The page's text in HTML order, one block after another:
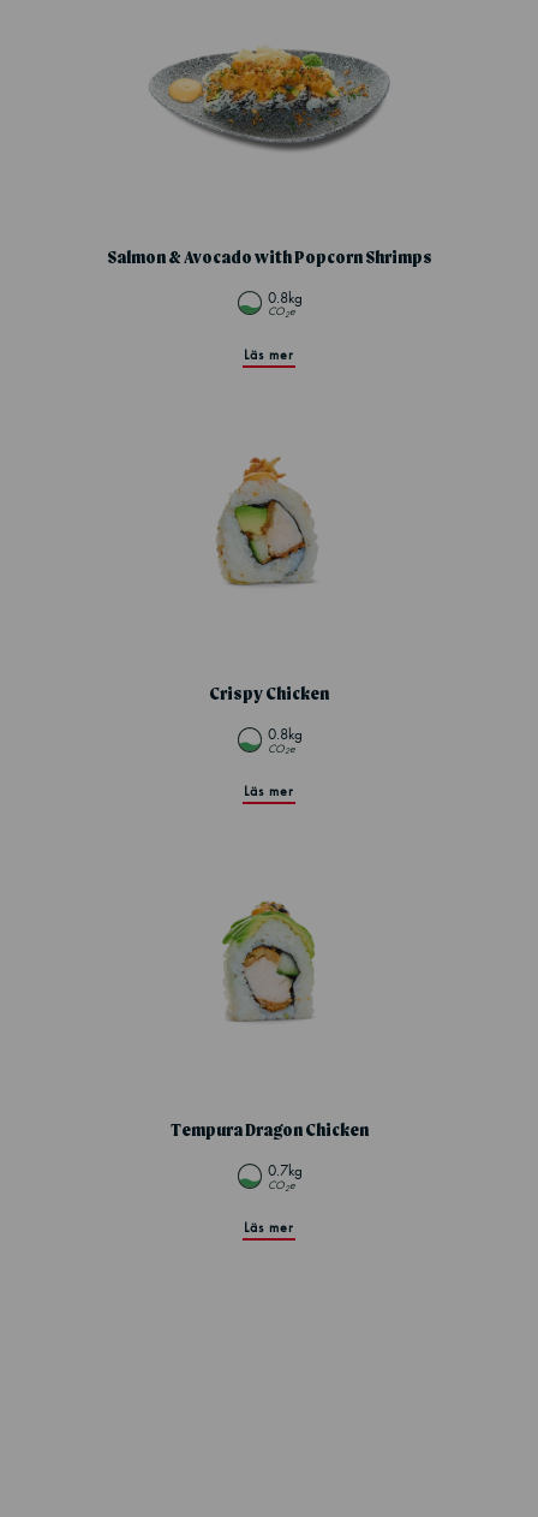
Salmon & Avocado with Popcorn Shrimps
0.8kg
CO2e
Läs mer
Crispy Chicken
0.8kg
CO2e
Läs mer
Tempura Dragon Chicken
0.7kg
CO2e
Läs mer